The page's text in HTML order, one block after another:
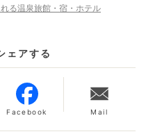
る温泉旅館・宿・ホテル
ェアする
Facebook Mail